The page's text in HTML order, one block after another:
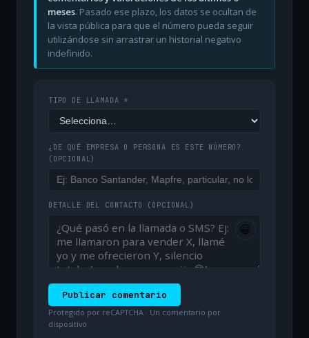
meses. Pasado ese plazo, los datos se ocultan de
la vista pública para que el número pueda seguir
utilizándose sin arrastrar un historial negativo
indefinido.
TIPO DE LLAMADA *
¿DE QUÉ EMPRESA O PERSONA ES ESTE NÚMERO?
(OPCIONAL)
DETALLE DEL CONTACTO (OPCIONAL)
😀
Publicar comentario
Protegido por reCAPTCHA · Un comentario por
dispositivo